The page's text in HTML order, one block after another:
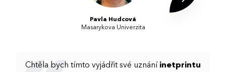
Pavla Hudcová
Masarykova Univerzita
Chtěla bych tímto vyjádřit své uznání inetprintu